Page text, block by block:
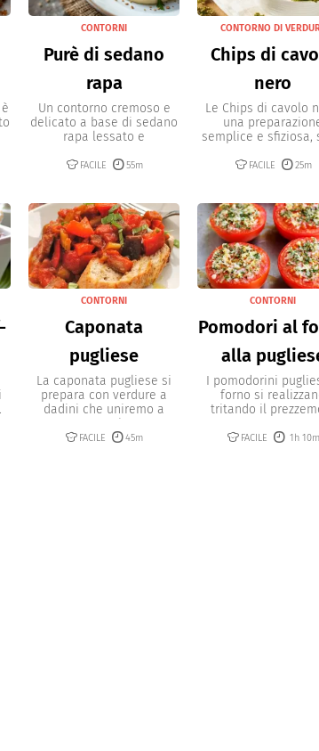
CONTORNI
Purè di sedano
rapa
Un contorno cremoso e
delicato a base di sedano
rapa lessato e
FACILE 55m
CONTORNO DI
Chips di
nero
Le Chips di cavolo
una
semplice e sfiziosa,
FACILE 25m
CONTORNI
Caponata
pugliese
La caponata pugliese si
prepara con verdure a
dadini che uniremo a
capperi...
FACILE 45m
CONTORNI
Pomodori al
alla
I pomodorini
forno si
tritando il
FACILE 1h 10m